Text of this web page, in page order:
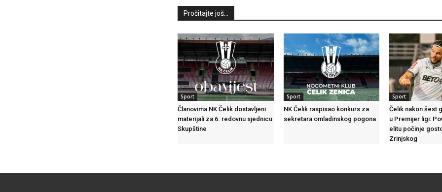
Pročitajte još...
Sport
Članovima NK Čelik dostavljeni
materijali za 6. redovnu sjednicu
Skupštine
Sport
NK Čelik raspisao konkurs za
sekretara omladinskog pogona
Sport
Čelik nakon šest
u Premijer ligi:
elitu počinje
Zrinjskog